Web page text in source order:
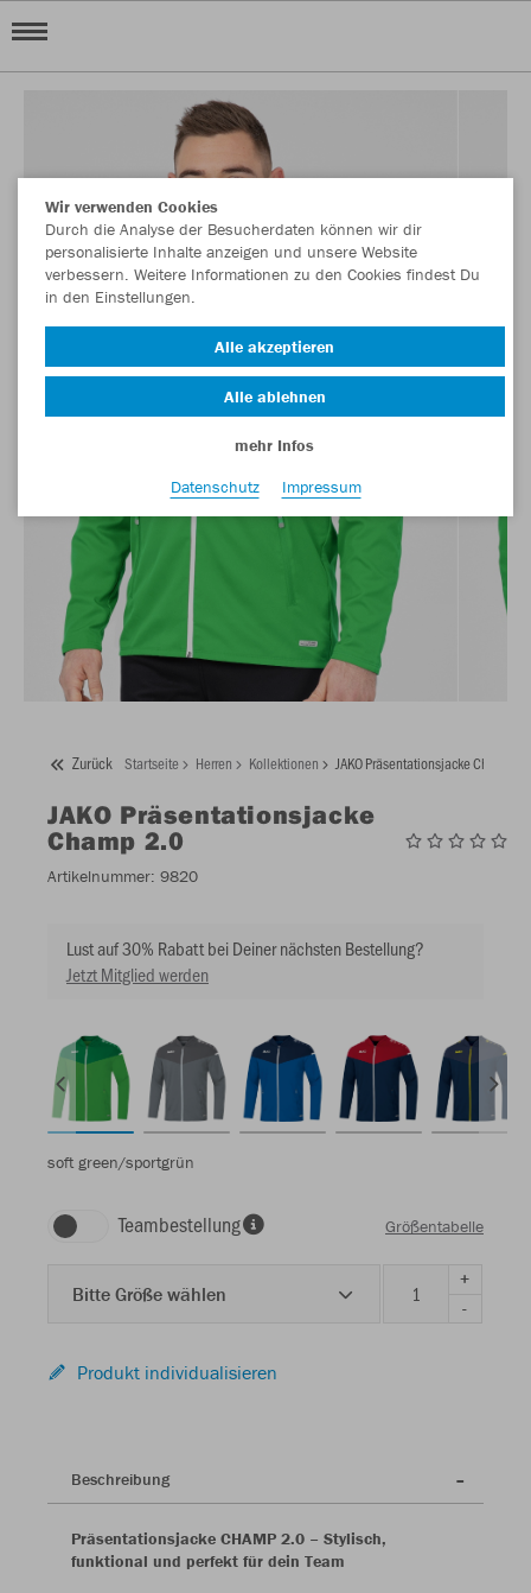
Zurück Startseite Herren Kollektionen JAKO Präsentationsjacke Champ
JAKO Präsentationsjacke
Champ 2.0
Artikelnummer: 9820
Lust auf 30% Rabatt bei Deiner nächsten Bestellung?
Jetzt Mitglied werden
soft green/sportgrün
Teambestellung Größentabelle
Bitte Größe wählen
+
-
Produkt individualisieren
Beschreibung
Präsentationsjacke CHAMP 2.0 – Stylisch,
funktional und perfekt für dein Team
Wir verwenden Cookies
Durch die Analyse der Besucherdaten können wir dir
personalisierte Inhalte anzeigen und unsere Website
verbessern. Weitere Informationen zu den Cookies findest Du
in den Einstellungen.
Alle akzeptieren
Alle ablehnen
mehr Infos
Datenschutz
Impressum